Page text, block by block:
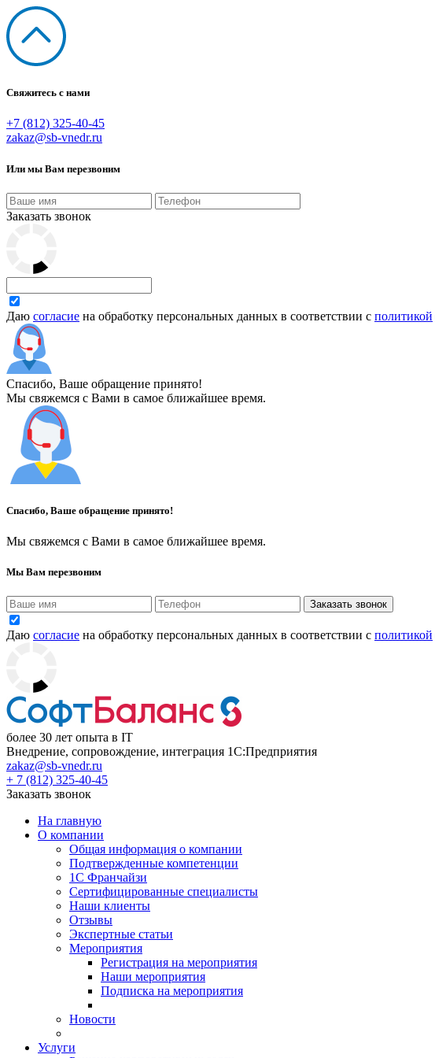
Свяжитесь с нами
+7 (812) 325-40-45
zakaz@sb-vnedr.ru
Или мы Вам перезвоним
Заказать звонок
Даю согласие на обработку персональных данных в соответствии с политикой
Спасибо, Ваше обращение принято!
Мы свяжемся с Вами в самое ближайшее время.
Спасибо, Ваше обращение принято!
Мы свяжемся с Вами в самое ближайшее время.
Мы Вам перезвоним
Заказать звонок
Даю согласие на обработку персональных данных в соответствии с политикой
более 30 лет опыта в IT
Внедрение, сопровождение, интеграция 1С:Предприятия
zakaz@sb-vnedr.ru
+ 7 (812) 325-40-45
Заказать звонок
На главную
О компании
Общая информация о компании
Подтвержденные компетенции
1С Франчайзи
Сертифицированные специалисты
Наши клиенты
Отзывы
Экспертные статьи
Мероприятия
Регистрация на мероприятия
Наши мероприятия
Подписка на мероприятия
Новости
Услуги